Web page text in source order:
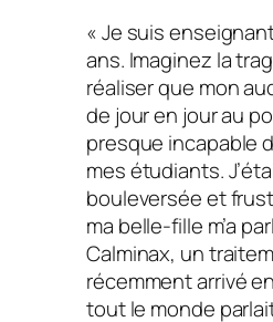
« Je suis
ans. Imaginez la
réaliser que mon
de jour en jour au
presque incapable
mes étudiants.
bouleversée et
ma belle-fille m’a
Calminax, un
récemment arrivé
tout le monde